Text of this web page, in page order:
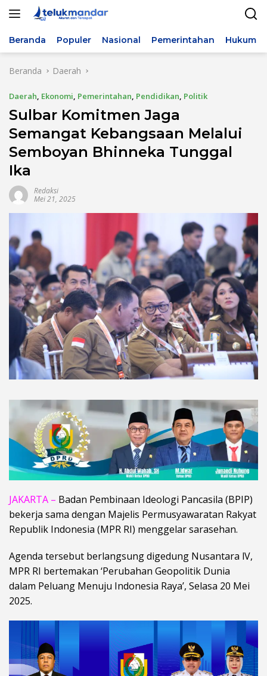
Beranda Populer Nasional Pemerintahan Hukum
Beranda Daerah
Daerah, Ekonomi, Pemerintahan, Pendidikan, Politik
Sulbar Komitmen Jaga
Semangat Kebangsaan Melalui
Semboyan Bhinneka Tunggal
Ika
Redaksi
Mei 21, 2025
JAKARTA – Badan Pembinaan Ideologi Pancasila (BPIP)
bekerja sama dengan Majelis Permusyawaratan Rakyat
Republik Indonesia (MPR RI) menggelar sarasehan.
Agenda tersebut berlangsung digedung Nusantara lV,
MPR RI bertemakan ‘Perubahan Geopolitik Dunia
dalam Peluang Menuju Indonesia Raya’, Selasa 20 Mei
2025.